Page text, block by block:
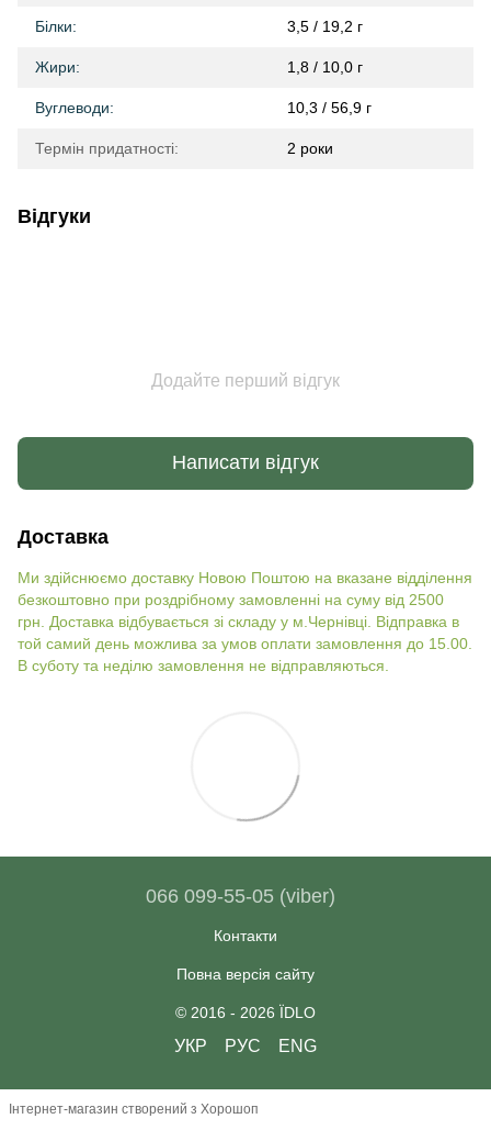
Білки: 3,5 / 19,2 г
Жири: 1,8 / 10,0 г
Вуглеводи: 10,3 / 56,9 г
Термін придатності: 2 роки
Відгуки
Додайте перший відгук
Написати відгук
Доставка
Ми здійснюємо доставку Новою Поштою на вказане відділення
безкоштовно при роздрібному замовленні на суму від 2500
грн. Доставка відбувається зі складу у м.Чернівці. Відправка в
той самий день можлива за умов оплати замовлення до 15.00.
В суботу та неділю замовлення не відправляються.
066 099-55-05 (viber)
Контакти
Повна версія сайту
© 2016 - 2026 ЇDLO
УКР РУС ENG
Інтернет-магазин створений з Хорошоп